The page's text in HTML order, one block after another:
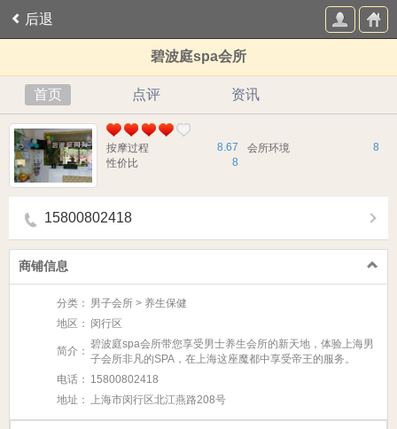
后退
碧波庭spa会所
首页 点评 资讯
8.67
按摩过程 8
会所环境
8
性价比
15800802418
商铺信息
分类： 男子会所 > 养生保健
地区： 闵行区
简介：
碧波庭spa会所带您享受男士养生会所的新天地，体验上海男
子会所非凡的SPA，在上海这座魔都中享受帝王的服务。
电话： 15800802418
地址： 上海市闵行区北江燕路208号